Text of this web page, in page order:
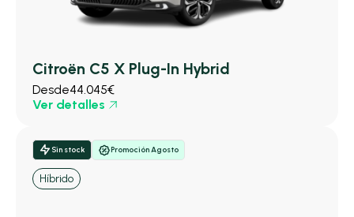
Citroën C5 X Plug-In Hybrid
Desde44.045€
Ver detalles
Sin stock Promoción Agosto
Híbrido